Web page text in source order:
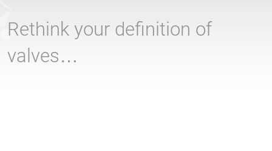
Rethink your definition of
valves…